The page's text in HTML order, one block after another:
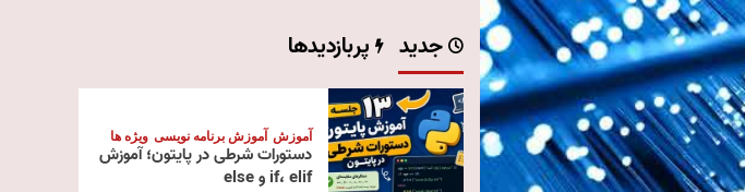
جدید پربازدیدها
آموزش آموزش برنامه نویسی ویژه ها
دستورات شرطی در پایتون؛ آموزش
if، elif و else